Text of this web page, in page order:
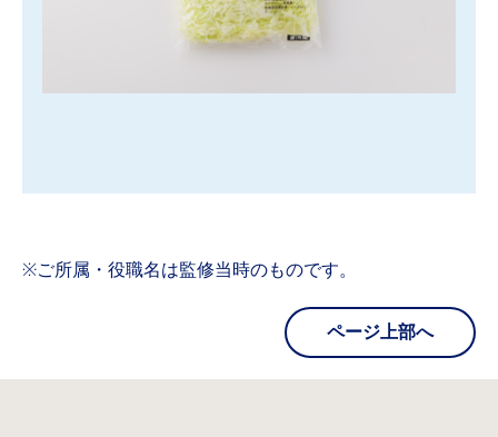
※ご所属・役職名は監修当時のものです。
ページ上部へ